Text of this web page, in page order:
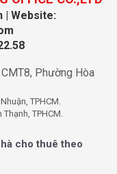
| Website:
Phường Hòa
TPHCM.
TPHCM.
cho thuê theo